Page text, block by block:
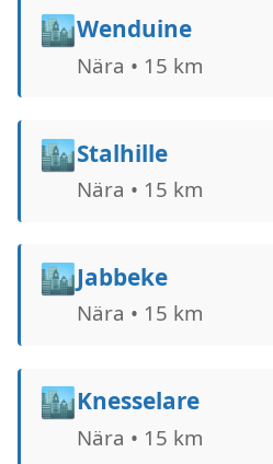
🏙️Wenduine
Nära • 15 km
🏙️Stalhille
Nära • 15 km
🏙️Jabbeke
Nära • 15 km
🏙️Knesselare
Nära • 15 km